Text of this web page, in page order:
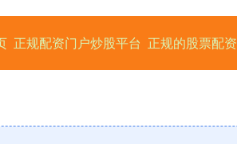
正规配资门户炒股平台 正规的股票配资